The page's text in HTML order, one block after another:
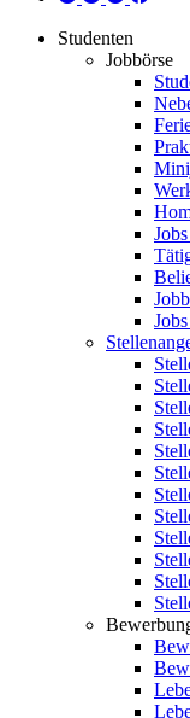
Studenten
Jobbörse